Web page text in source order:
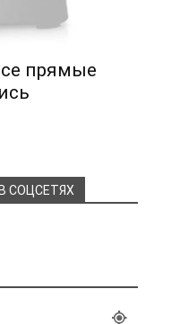
прямые
СОЦСЕТЯХ